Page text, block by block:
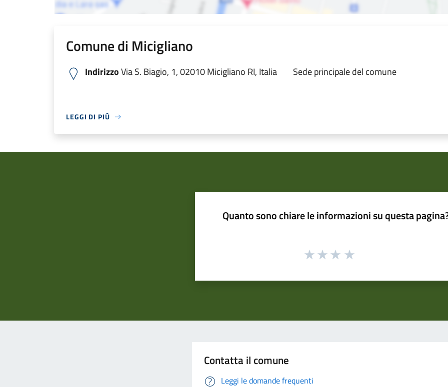
Comune di Micigliano
IndirizzoVia S. Biagio, 1, 02010 Micigliano RI, Italia Sede principale del comune
LEGGI DI PIÙ
Quanto sono chiare le informazioni su questa
Contatta il comune
Leggi le domande frequenti